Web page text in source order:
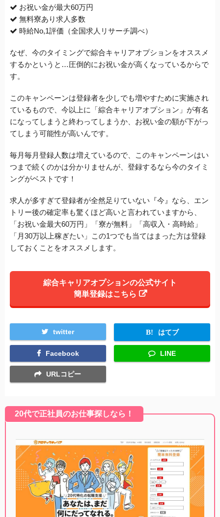
お祝い金が最大60万円
無料寮あり求人多数
時給No,1評価（全国求人リサーチ調べ）
なぜ、今のタイミングで綜合キャリアオプションをオススメ
するかというと…圧倒的にお祝い金が高くなっているからで
す。
このキャンペーンは登録者を少しでも増やすために実施され
ているもので、今以上に「綜合キャリアオプション」が有名
になってしまうと終わってしまうか、お祝い金の額が下がっ
てしまう可能性が高いんです。
毎月毎月登録人数は増えているので、このキャンペーンはい
つまで続くのかは分かりませんが、登録するなら今のタイミ
ングがベストです！
求人が多すぎて登録者が全然足りていない『今』なら、エン
トリー後の確定率も驚くほど高いと言われていますから、
「お祝い金最大60万円」「寮が無料」「高収入・高時給」
「月30万以上稼ぎたい」この1つでも当てはまった方は登録
しておくことをオススメします。
綜合キャリアオプションの公式サイト
簡単登録はこちら
twitter はてブ
Facebook LINE
URLコピー
20代で正社員のお仕事探しなら！